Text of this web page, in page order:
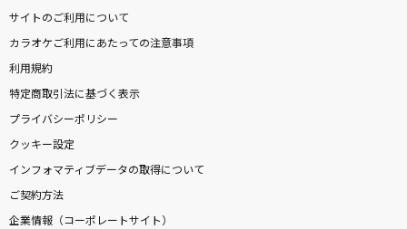
サイトのご利用について
カラオケご利用にあたっての注意事項
利用規約
特定商取引法に基づく表示
プライバシーポリシー
クッキー設定
インフォマティブデータの取得について
ご契約方法
企業情報（コーポレートサイト）